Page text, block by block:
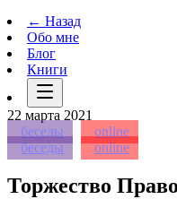
← Назад
Обо мне
Блог
Книги
22 марта 2021
беседы
online
беседы
online
Торжество